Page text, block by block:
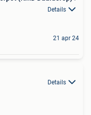
Details
21 apr 24
Details